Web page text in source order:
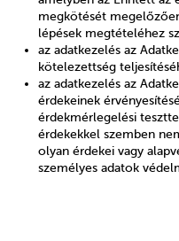
megkötését
lépések megtételéhez
az adatkezelés az
kötelezettség
az adatkezelés az
érdekeinek
érdekmérlegelési
érdekekkel szemben
olyan érdekei vagy
személyes adatok